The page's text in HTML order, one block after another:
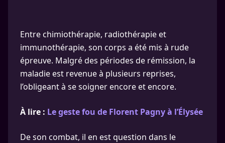
Entre chimiothérapie, radiothérapie et
immunothérapie, son corps a été mis à rude
épreuve. Malgré des périodes de rémission, la
maladie est revenue à plusieurs reprises,
l’obligeant à se soigner encore et encore.
À lire : Le geste fou de Florent Pagny à l’Élysée
De son combat, il en est question dans le